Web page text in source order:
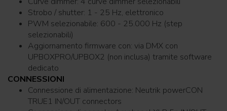
Strobo / shutter: 1 - 25 Hz, elettronico
PWM selezionabile: 600 - 25.000 Hz (step
selezionabili)
Aggiornamento firmware con: via DMX con
UPBOXPRO/UPBOX2 (non inclusa) tramite software
dedicato
CONNESSIONI
Connessione di alimentazione: Neutrik powerCON
TRUE1 IN/OUT connectors